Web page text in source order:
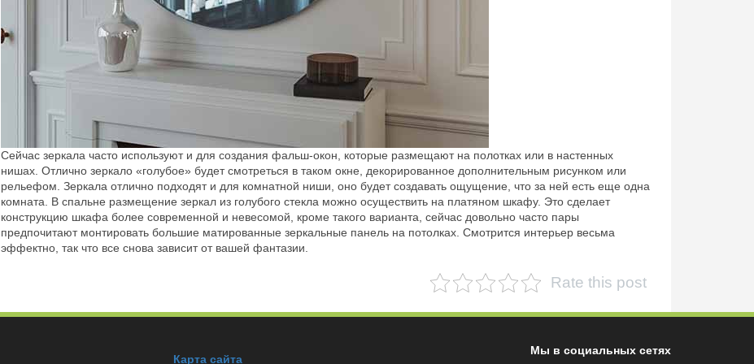
Сейчас зеркала часто используют и для создания фальш-окон, которые размещают на полотках или в настенных
нишах. Отлично зеркало «голубое» будет смотреться в таком окне, декорированное дополнительным рисунком или
рельефом. Зеркала отлично подходят и для комнатной ниши, оно будет создавать ощущение, что за ней есть еще одна
комната. В спальне размещение зеркал из голубого стекла можно осуществить на платяном шкафу. Это сделает
конструкцию шкафа более современной и невесомой, кроме такого варианта, сейчас довольно часто пары
предпочитают монтировать большие матированные зеркальные панель на потолках. Смотрится интерьер весьма
эффектно, так что все снова зависит от вашей фантазии.
Rate this post
Карта сайта
Мы в социальных сетях